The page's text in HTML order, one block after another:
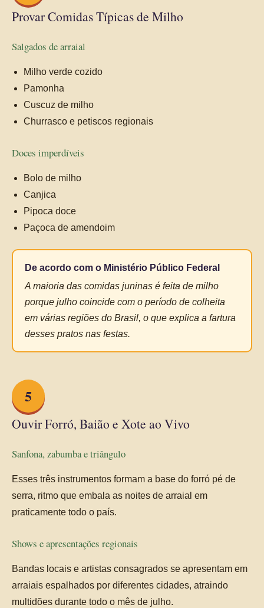
Provar Comidas Típicas de Milho
Salgados de arraial
Milho verde cozido
Pamonha
Cuscuz de milho
Churrasco e petiscos regionais
Doces imperdíveis
Bolo de milho
Canjica
Pipoca doce
Paçoca de amendoim
De acordo com o Ministério Público Federal
A maioria das comidas juninas é feita de milho
porque julho coincide com o período de colheita
em várias regiões do Brasil, o que explica a fartura
desses pratos nas festas.
5
Ouvir Forró, Baião e Xote ao Vivo
Sanfona, zabumba e triângulo
Esses três instrumentos formam a base do forró pé de
serra, ritmo que embala as noites de arraial em
praticamente todo o país.
Shows e apresentações regionais
Bandas locais e artistas consagrados se apresentam em
arraiais espalhados por diferentes cidades, atraindo
multidões durante todo o mês de julho.